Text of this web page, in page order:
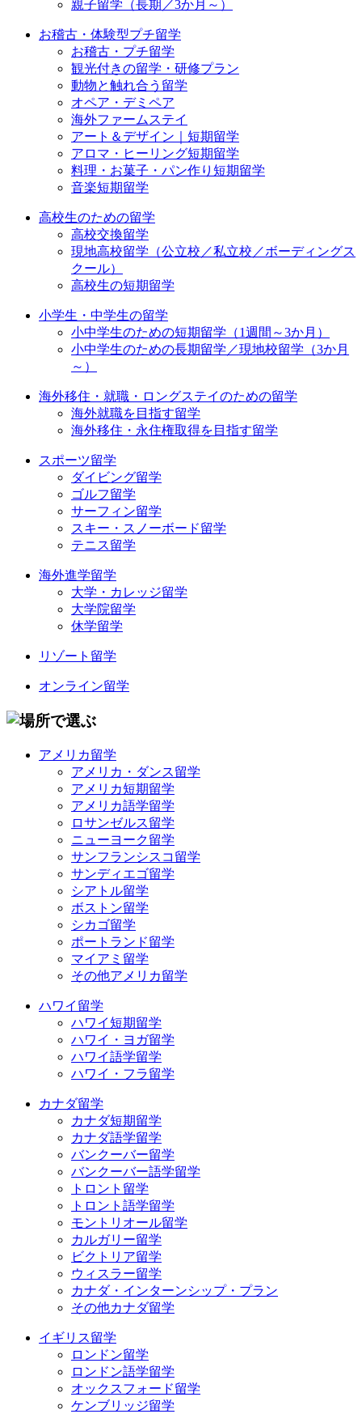
親子留学（長期／3か月～）
お稽古・体験型プチ留学
お稽古・プチ留学
観光付きの留学・研修プラン
動物と触れ合う留学
オペア・デミペア
海外ファームステイ
アート＆デザイン｜短期留学
アロマ・ヒーリング短期留学
料理・お菓子・パン作り短期留学
音楽短期留学
高校生のための留学
高校交換留学
現地高校留学（公立校／私立校／ボーディングス
クール）
高校生の短期留学
小学生・中学生の留学
小中学生のための短期留学（1週間～3か月）
小中学生のための長期留学／現地校留学（3か月
～）
海外移住・就職・ロングステイのための留学
海外就職を目指す留学
海外移住・永住権取得を目指す留学
スポーツ留学
ダイビング留学
ゴルフ留学
サーフィン留学
スキー・スノーボード留学
テニス留学
海外進学留学
大学・カレッジ留学
大学院留学
休学留学
リゾート留学
オンライン留学
アメリカ留学
アメリカ・ダンス留学
アメリカ短期留学
アメリカ語学留学
ロサンゼルス留学
ニューヨーク留学
サンフランシスコ留学
サンディエゴ留学
シアトル留学
ボストン留学
シカゴ留学
ポートランド留学
マイアミ留学
その他アメリカ留学
ハワイ留学
ハワイ短期留学
ハワイ・ヨガ留学
ハワイ語学留学
ハワイ・フラ留学
カナダ留学
カナダ短期留学
カナダ語学留学
バンクーバー留学
バンクーバー語学留学
トロント留学
トロント語学留学
モントリオール留学
カルガリー留学
ビクトリア留学
ウィスラー留学
カナダ・インターンシップ・プラン
その他カナダ留学
イギリス留学
ロンドン留学
ロンドン語学留学
オックスフォード留学
ケンブリッジ留学